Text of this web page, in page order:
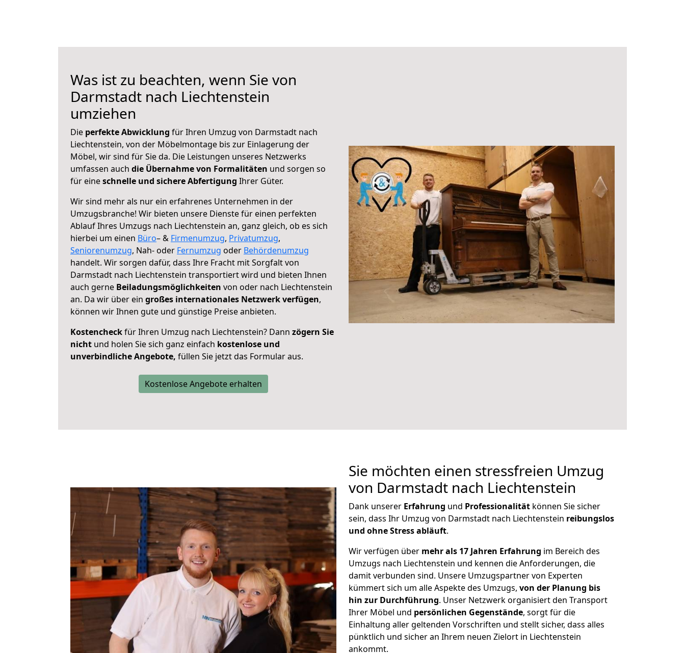
Was ist zu beachten, wenn Sie von
Darmstadt nach Liechtenstein
umziehen
Die perfekte Abwicklung für Ihren Umzug von Darmstadt nach
Liechtenstein, von der Möbelmontage bis zur Einlagerung der
Möbel, wir sind für Sie da. Die Leistungen unseres Netzwerks
umfassen auch die Übernahme von Formalitäten und sorgen so
für eineschnelle und sichere Abfertigung Ihrer Güter.
Wir sind mehr als nur ein erfahrenes Unternehmen in der
Umzugsbranche! Wir bieten unsere Dienste für einen perfekten
Ablauf Ihres Umzugs nach Liechtenstein an, ganz gleich, ob es sich
hierbei um einen Büro– & Firmenumzug, Privatumzug,
Seniorenumzug, Nah- oder Fernumzug oder Behördenumzug
handelt. Wir sorgen dafür, dass Ihre Fracht mit Sorgfalt von
Darmstadt nach Liechtenstein transportiert wird und bieten Ihnen
auch gerne Beiladungsmöglichkeiten von oder nach Liechtenstein
an. Da wir über ein großes internationales Netzwerk verfügen,
können wir Ihnen gute und günstige Preise anbieten.
Kostencheckfür Ihren Umzug nach Liechtenstein? Dann zögern Sie
nicht und holen Sie sich ganz einfach kostenlose und
unverbindliche Angebote, füllen Sie jetzt das Formular aus.
Kostenlose Angebote erhalten
Sie möchten einen stressfreien Umzug
von Darmstadt nach Liechtenstein
Dank unserer Erfahrung und Professionalität können Sie sicher
sein, dass Ihr Umzug von Darmstadt nach Liechtenstein reibungslos
und ohne Stress abläuft.
Wir verfügen über mehr als 17 Jahren Erfahrung im Bereich des
Umzugs nach Liechtenstein und kennen die Anforderungen, die
damit verbunden sind. Unsere Umzugspartner von Experten
kümmert sich um alle Aspekte des Umzugs, von der Planung bis
hin zur Durchführung. Unser Netzwerk organisiert den Transport
Ihrer Möbel und persönlichen Gegenstände, sorgt für die
Einhaltung aller geltenden Vorschriften und stellt sicher, dass alles
pünktlich und sicher an Ihrem neuen Zielort in Liechtenstein
ankommt.